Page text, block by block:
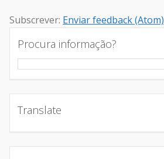
Subscrever: Enviar feedback (Atom)
Procura informação?
Translate